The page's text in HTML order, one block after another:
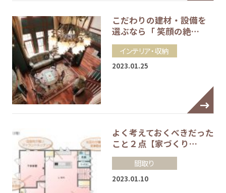
こだわりの建材・設備を
選ぶなら「 笑顔の絶…
インテリア・収納
2023.01.25
よく考えておくべきだった
こと２点【家づくり…
間取り
2023.01.10